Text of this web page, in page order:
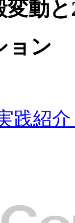
動
ョン
践紹